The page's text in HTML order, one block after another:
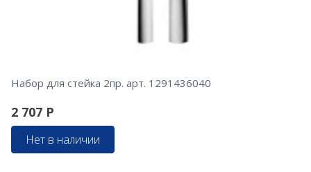
Набор для стейка 2пр. арт. 1291436040
2 707 Р
Нет в наличии